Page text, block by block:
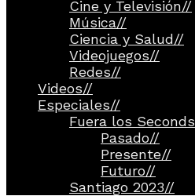
Cine y Televisión//
Música//
Ciencia y Salud//
Videojuegos//
Redes//
Videos//
Especiales//
Fuera los Seconds
Pasado//
Presente//
Futuro//
Santiago 2023//